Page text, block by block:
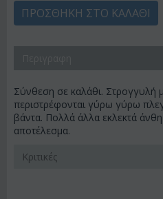
ΠΡΟΣΘΉΚΗ ΣΤΟ ΚΑΛΆΘΙ
Σύνθεση σε καλάθι. Στρογγυλή
περιστρέφονται γύρω γύρω
βάντα. Πολλά άλλα εκλεκτά
αποτέλεσμα.
Κριτικές